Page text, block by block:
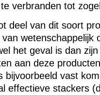
verbranden tot
deel van dit soort
wetenschappelijk
het geval is dan
aan deze
bijvoorbeeld vast
effectieve stackers